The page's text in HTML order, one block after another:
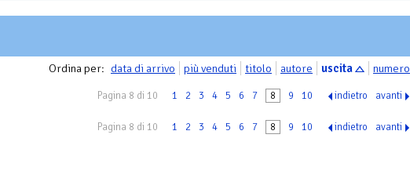
Ordina per: data di arrivo più venduti titolo autore uscita numero
Pagina 8 di 10 1 2 3 4 5 6 7 8 9 10 indietro avanti
Pagina 8 di 10 1 2 3 4 5 6 7 8 9 10 indietro avanti